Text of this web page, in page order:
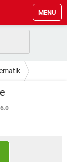
MENU
6.0